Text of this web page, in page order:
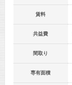
賃料
共益費
間取り
専有面積